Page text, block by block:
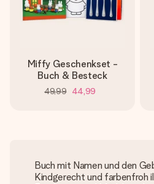
Miffy Geschenkset -
Buch & Besteck
49,99 44,99
Buch mit Namen und den
Kindgerecht und farbenfroh